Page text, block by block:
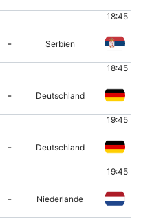
18:45
- Serbien
18:45
- Deutschland
19:45
- Deutschland
19:45
- Niederlande